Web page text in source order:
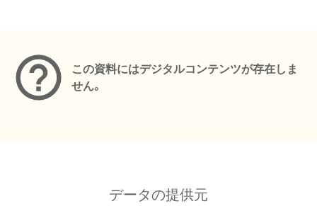
この資料にはデジタルコンテンツが存在しま
せん。
データの提供元